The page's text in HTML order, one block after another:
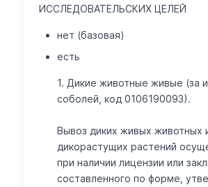
ИССЛЕДОВАТЕЛЬСКИХ ЦЕЛЕЙ
нет (базовая)
есть
1. Дикие животные живые (за
соболей, код 0106190093).
Вывоз диких живых животных
дикорастущих растений
при наличии лицензии или
составленного по форме,